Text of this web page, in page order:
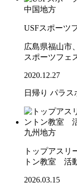
中国地方
USFスポーツ
広島県福山市
スポーツフェ
2020.12.27
日帰り パラス
九州地方
トップアスリ
トン教室 活
2026.03.15